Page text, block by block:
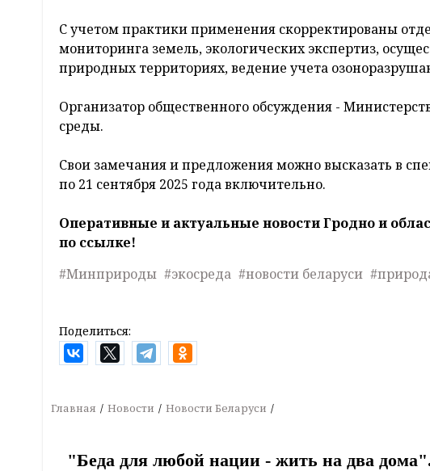
С учетом практики применения скорректированы
мониторинга земель, экологических экспертиз,
природных территориях, ведение учета
Организатор общественного обсуждения -
среды.
Свои замечания и предложения можно высказать в
по 21 сентября 2025 года включительно.
Оперативные и актуальные новости Гродно и
по ссылке!
#Минприроды #экосреда #новости беларуси
Поделиться:
Главная Новости Новости Беларуси
"Беда для любой нации - жить на два